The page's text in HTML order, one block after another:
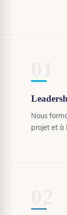
Nous
projet et à